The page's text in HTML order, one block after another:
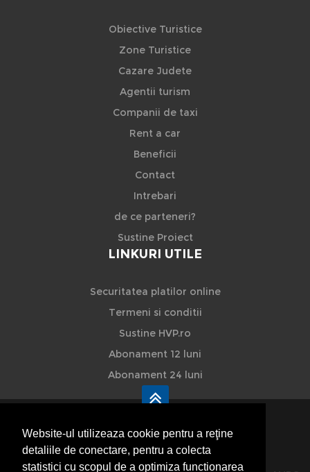
Website-ul utilizeaza cookie pentru a reţine
detaliile de conectare, pentru a colecta
statistici cu scopul de a optimiza functionarea
Obiective Turistice
Zone Turistice
Cazare Judete
Agentii turism
Companii de taxi
Rent a car
Beneficii
Contact
Intrebari
de ce parteneri?
Sustine Proiect
LINKURI UTILE
Securitatea platilor online
Termeni si conditii
Sustine HVP.ro
Abonament 12 luni
Abonament 24 luni
HVP - Hoteluri Vile Pensiuni